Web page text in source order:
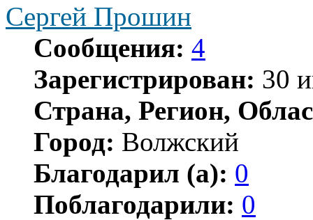
Сергей Прошин
Сообщения: 4
Зарегистрирован: 30
Страна, Регион,
Город: Волжский
Благодарил (а): 0
Поблагодарили: 0